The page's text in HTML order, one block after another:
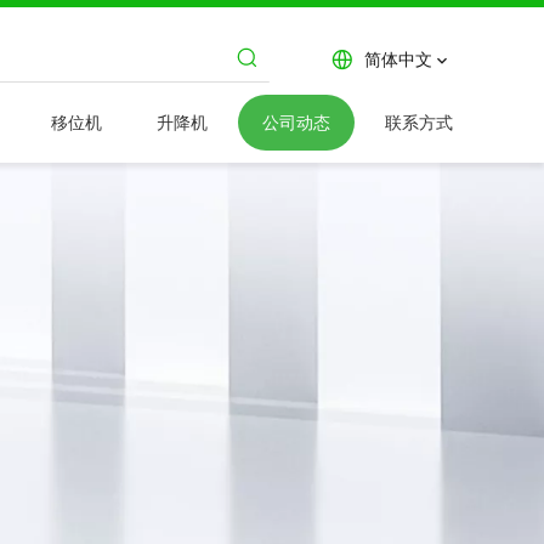
简体中文
移位机 升降机 公司动态 联系方式